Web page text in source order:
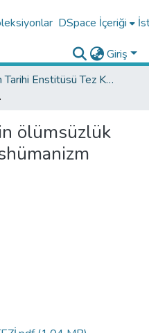
DSpace İçeriği
Giriş
Bilim Tarihi Enstitüsü Tez Koleksiyonu
ölümsüzlük